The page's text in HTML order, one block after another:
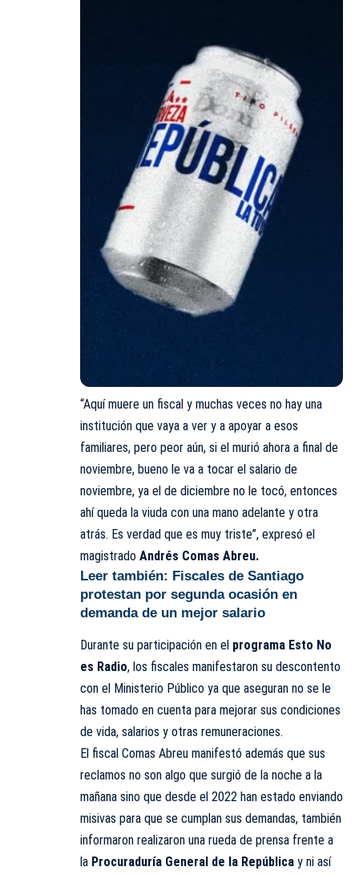
“Aquí muere un fiscal y muchas veces no hay una
institución que vaya a ver y a apoyar a esos
familiares, pero peor aún, si el murió ahora a final de
noviembre, bueno le va a tocar el salario de
noviembre, ya el de diciembre no le tocó, entonces
ahí queda la viuda con una mano adelante y otra
atrás. Es verdad que es muy triste”, expresó el
magistrado Andrés Comas Abreu.
Leer también: Fiscales de Santiago
protestan por segunda ocasión en
demanda de un mejor salario
Durante su participación en el programa Esto No
es Radio, los fiscales manifestaron su descontento
con el Ministerio Público ya que aseguran no se le
has tomado en cuenta para mejorar sus condiciones
de vida, salarios y otras remuneraciones.
El fiscal Comas Abreu manifestó además que sus
reclamos no son algo que surgió de la noche a la
mañana sino que desde el 2022 han estado enviando
misivas para que se cumplan sus demandas, también
informaron realizaron una rueda de prensa frente a
la Procuraduría General de la República y ni así